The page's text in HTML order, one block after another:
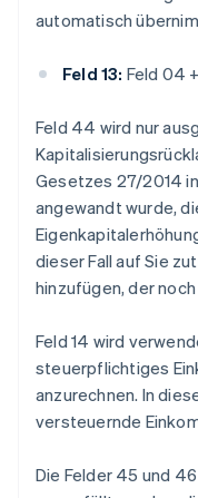
automatisch
Feld 13: Feld 04
Feld 44 wird nur
Gesetzes 27/2014
angewandt wurde,
dieser Fall auf Sie
hinzufügen, der
Feld 14 wird
steuerpflichtiges
anzurechnen. In
versteuernde
Die Felder 45 und